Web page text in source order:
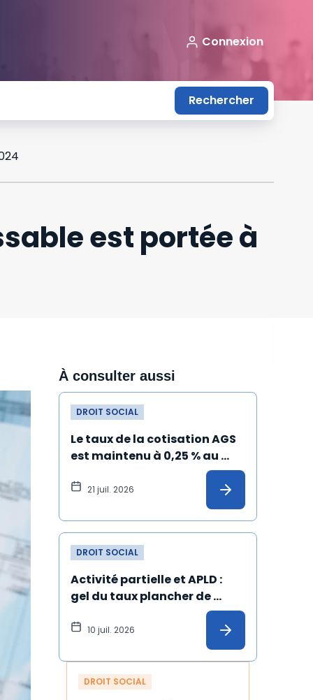
Connexion
Rechercher
est portée à
À consulter aussi
DROIT SOCIAL
Le taux de la cotisation AGS
est maintenu à 0,25 % au
21 juil. 2026
DROIT SOCIAL
Activité partielle et APLD :
gel du taux plancher de
l'employeur
10 juil. 2026
DROIT SOCIAL